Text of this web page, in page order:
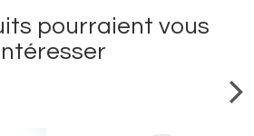
pourraient vous